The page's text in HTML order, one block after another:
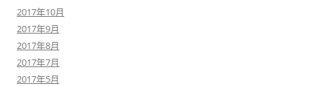
2017年10月
2017年9月
2017年8月
2017年7月
2017年5月